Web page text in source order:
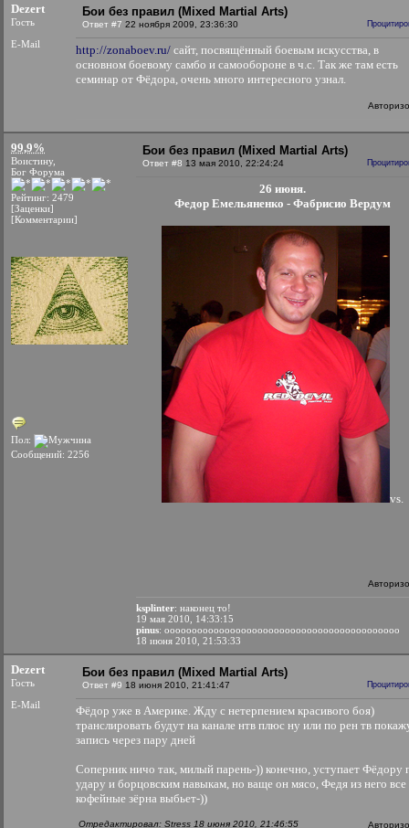
Dezert
Гость
E-Mail
Бои без правил (Mixed Martial Arts)
Ответ #7 22 ноября 2009, 23:36:30
http://zonaboev.ru/ сайт, посвящённый боевым искусства, в
основном боевому самбо и самообороне в ч.с. Так же там есть
семинар от Фёдора, очень много интересного узнал.
99,9%
Воистину,
Бог Форума
Рейтинг: 2479
[Заценки]
[Комментарии]
Пол:
Сообщений: 2256
Бои без правил (Mixed Martial Arts)
Ответ #8 13 мая 2010, 22:24:24
26 июня.
Федор Емельяненко - Фабрисио Вердум
vs.
ksplinter: наконец то!
19 мая 2010, 14:33:15
pinus: ooooooooooooooooooooooooooooooooooooooooooo
18 июня 2010, 21:53:33
Dezert
Гость
E-Mail
Бои без правил (Mixed Martial Arts)
Ответ #9 18 июня 2010, 21:41:47
Фёдор уже в Америке. Жду с нетерпением красивого боя)
транслировать будут на канале нтв плюс ну или по рен тв
запись через пару дней
Соперник ничо так, милый парень-)) конечно, уступает Фёдору
удару и борцовским навыкам, но ваще он мясо, Федя из него все
кофейные зёрна выбьет-))
Отредактировал: Stress 18 июня 2010, 21:46:55